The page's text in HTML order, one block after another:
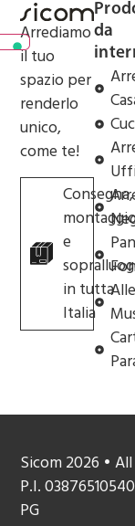
Arrediamo
il tuo
spazio per
renderlo
unico,
come te!
Consegna,
e
in tutta
Italia
da
Sicom 2026 •
P.I.
PG